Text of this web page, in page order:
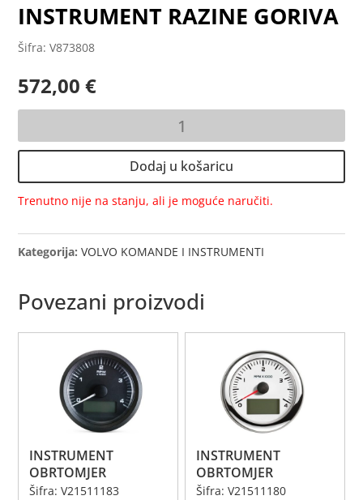
INSTRUMENT RAZINE GORIVA
Šifra: V873808
572,00€
GORIVA
Dodaj u košaricu
Trenutno nije na stanju, ali je moguće naručiti.
Kategorija:VOLVO KOMANDE I INSTRUMENTI
Povezani proizvodi
INSTRUMENT
OBRTOMJER
Šifra: V21511183
INSTRUMENT
OBRTOMJER
Šifra: V21511180